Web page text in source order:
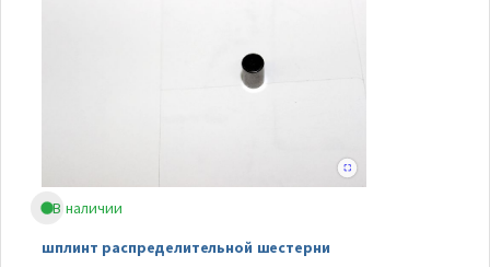
В наличии
шплинт распределительной шестерни